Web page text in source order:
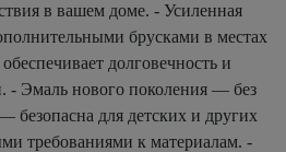
в вашем доме. - Усиленная
брусками в местах
долговечность и
- Эмаль нового поколения — без
безопасна для детских и других
требованиями к материалам. -